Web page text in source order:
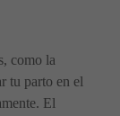
como la
tu parto en el
El